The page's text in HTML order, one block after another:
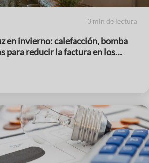
3 min de lectura
en invierno: calefacción, bomba
para reducir la factura en los